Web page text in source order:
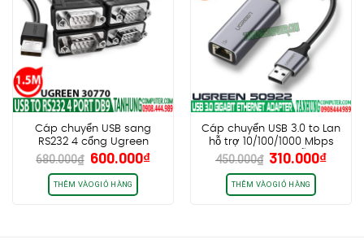
Cáp chuyển USB sang
RS232 4 cổng Ugreen
30770
680.000₫ Giá
gốc
là:
680.000₫.
600.000₫Giá
THÊM VÀO GIỎ HÀNG
Cáp chuyển USB 3.0 to Lan
hỗ trợ 10/100/1000 Mbps
Ugreen 50922, hỗ trợ
Windows 11/10/8.1/8, macOS,
Switch và Chrome OS
450.000₫ Giá
gốc
là:
450.000₫.
310.000₫Giá
THÊM VÀO GIỎ HÀNG